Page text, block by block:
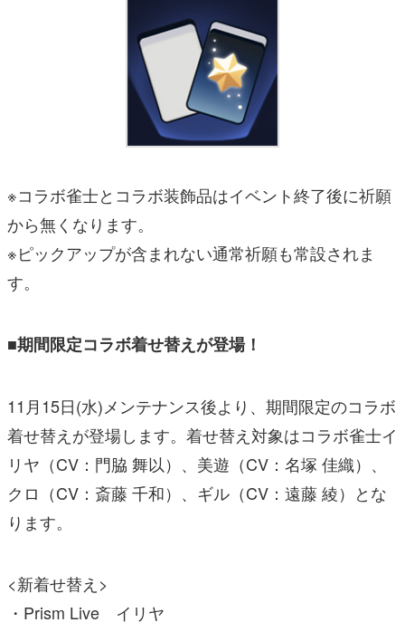
※コラボ雀士とコラボ装飾品はイベント終了後に祈願
から無くなります。
※ピックアップが含まれない通常祈願も常設されま
す。
■期間限定コラボ着せ替えが登場！
11月15日(水)メンテナンス後より、期間限定のコラボ
着せ替えが登場します。着せ替え対象はコラボ雀士イ
リヤ（CV：門脇 舞以）、美遊（CV：名塚 佳織）、
クロ（CV：斎藤 千和）、ギル（CV：遠藤 綾）とな
ります。
<新着せ替え>
・Prism Live イリヤ